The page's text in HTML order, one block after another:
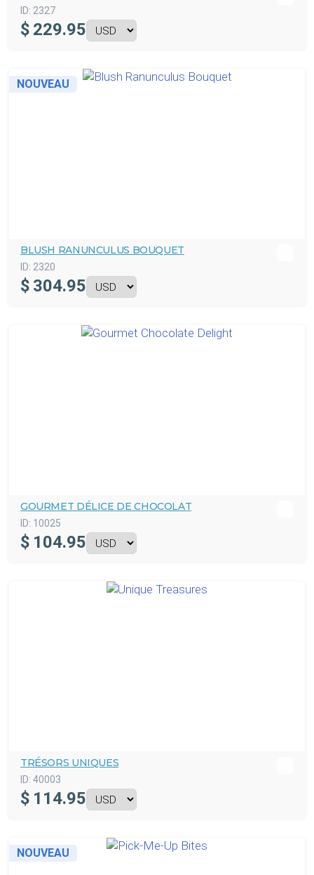
ID: 2327
$ 229.95
NOUVEAU
BLUSH RANUNCULUS BOUQUET
ID: 2320
$ 304.95
GOURMET DÉLICE DE CHOCOLAT
ID: 10025
$ 104.95
TRÉSORS UNIQUES
ID: 40003
$ 114.95
NOUVEAU